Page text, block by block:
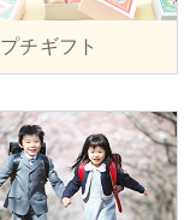
プチギフト